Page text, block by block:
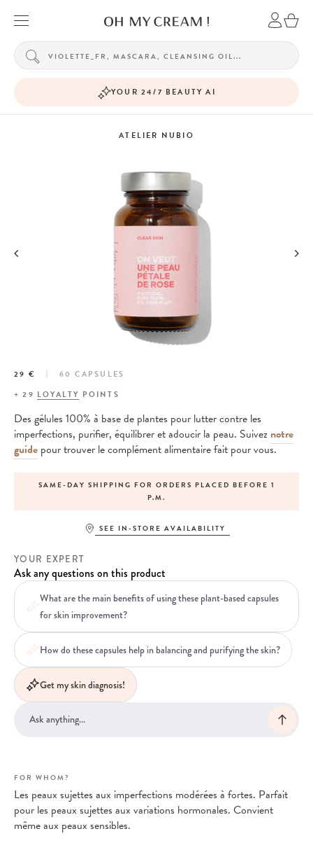
YOUR 24/7 BEAUTY AI
ATELIER NUBIO
29 €
60 CAPSULES
+29 LOYALTY POINTS
Des gélules 100% à base de plantes pour lutter contre les
imperfections, purifier, équilibrer et adoucir la peau. Suivez notre
guide pour trouver le complément alimentaire fait pour vous.
SAME-DAY SHIPPING FOR ORDERS PLACED BEFORE 1
P.M.
SEE IN-STORE AVAILABILITY
YOUR EXPERT
Ask any questions on this product
What are the main benefits of using these plant-based capsules
for skin improvement?
How do these capsules help in balancing and purifying the skin?
Get my skin diagnosis!
FOR WHOM?
Les peaux sujettes aux imperfections modérées à fortes. Parfait
pour les peaux sujettes aux variations hormonales. Convient
même aux peaux sensibles.